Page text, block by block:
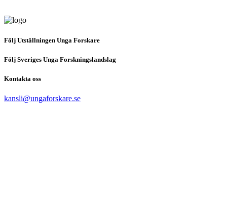
Följ Utställningen Unga Forskare
Följ Sveriges Unga Forskningslandslag
Kontakta oss
kansli@ungaforskare.se